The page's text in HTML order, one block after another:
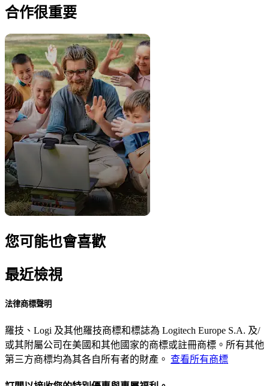
合作很重要
您可能也會喜歡
最近檢視
法律商標聲明
羅技、Logi 及其他羅技商標和標誌為 Logitech Europe S.A. 及/
或其附屬公司在美國和其他國家的商標或註冊商標。所有其他
第三方商標均為其各自所有者的財產。 查看所有商標